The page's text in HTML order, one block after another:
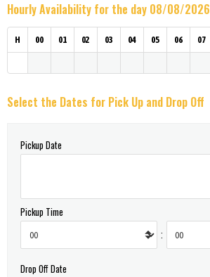
Hourly Availability for the day 08/08/2026
H 00 01 02 03 04 05 06 07
Select the Dates for Pick Up and Drop Off
Pickup Date
Pickup Time
:
Drop Off Date